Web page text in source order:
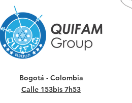
Bogotá - Colombia
Calle 153bis 7h53